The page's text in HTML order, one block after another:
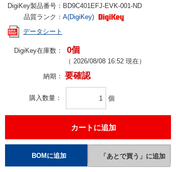
DigiKey製品番号： BD9C401EFJ-EVK-001-ND
品質ランク： A(DigiKey)
データシート
DigiKey在庫数： 0個
（ 2026/08/08 16:52 現在）
納期： 要確認
購入数量 個